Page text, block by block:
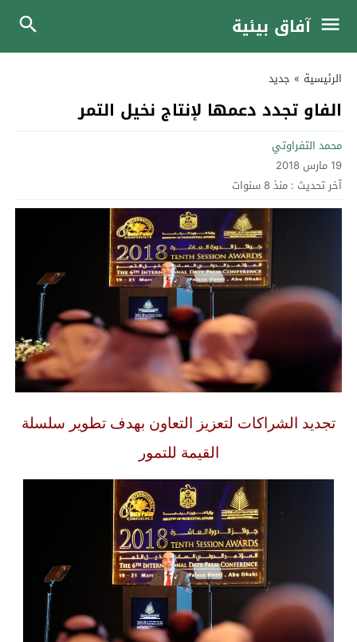
آفاق بيئية
الرئيسية » جديد
الفاو تجدد دعمها لإنتاج نخيل التمر
محمد التفراوتي
19 مارس 2018
آخر تحديث : منذ 8 سنوات
تجديد الشراكات لتعزيز التعاون بهدف تطوير سلسلة
القيمة للتمور